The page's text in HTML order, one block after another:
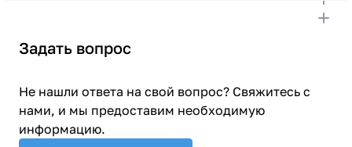
Задать вопрос
Не нашли ответа на свой вопрос? Свяжитесь с
нами, и мы предоставим необходимую
информацию.